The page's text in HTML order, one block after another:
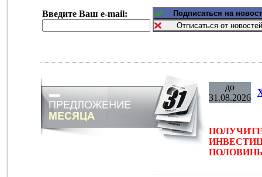
Введите Ваш e-mail:
до
31.08.2026
ПОЛОВИНЫ